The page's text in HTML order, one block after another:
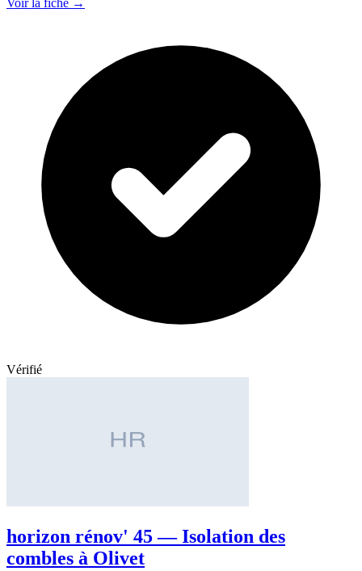
Voir la fiche →
Vérifié
horizon rénov' 45 — Isolation des
combles à Olivet